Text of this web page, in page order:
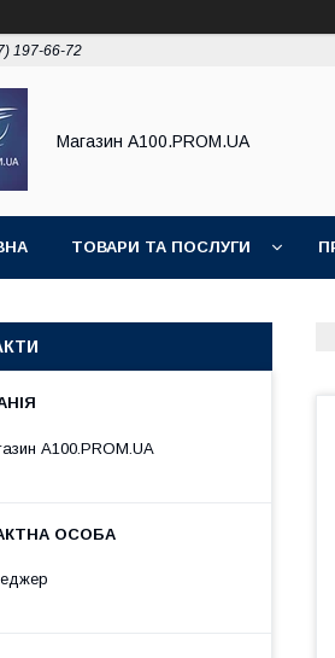
197-66-72
Магазин A100.PROM.UA
ТОВАРИ ТА ПОСЛУГИ
A100.PROM.UA